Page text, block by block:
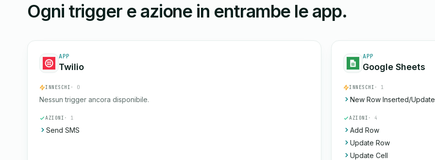
Ogni trigger e azione in entrambe le app.
APP
Twilio
INNESCHI · 0
Nessun trigger ancora disponibile.
AZIONI · 1
Send SMS
APP
Google Sheets
INNESCHI · 1
New Row Inserted/
AZIONI · 4
Add Row
Update Row
Update Cell